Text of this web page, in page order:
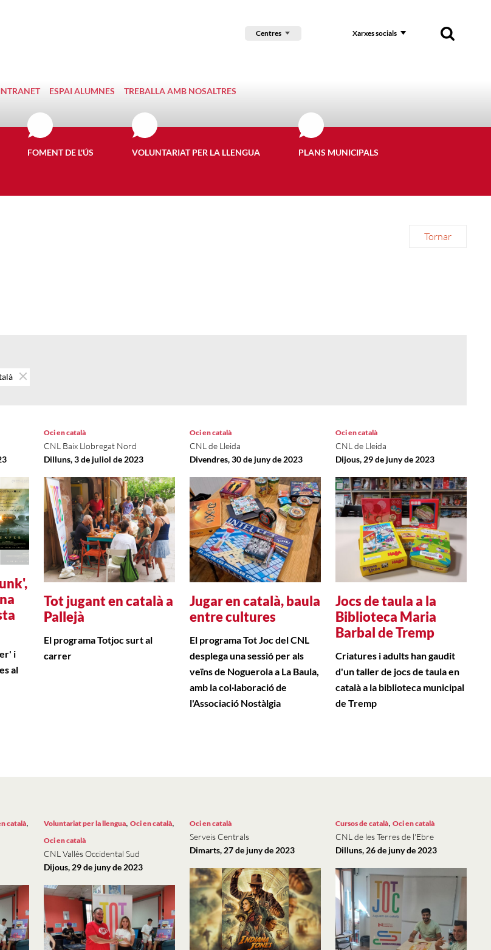
Centres Xarxes socials
ESPAI ALUMNES TREBALLA AMB NOSALTRES
FOMENT DE L'ÚS VOLUNTARIAT PER LA LLENGUA PLANS MUNICIPALS
Tornar
i
al
Tot jugant en català a
Pallejà
Oci en català
CNL Baix Llobregat Nord
Dilluns, 3 de juliol de 2023
El programa Totjoc surt al
carrer
Jugar en català, baula
entre cultures
Oci en català
CNL de Lleida
Divendres, 30 de juny de 2023
El programa Tot Joc del CNL
desplega una sessió per als
veïns de Noguerola a La Baula,
amb la col·laboració de
l'Associació Nostàlgia
Jocs de taula a la
Biblioteca Maria
Barbal de Tremp
Oci en català
CNL de Lleida
Dijous, 29 de juny de 2023
Criatures i adults han gaudit
d'un taller de jocs de taula en
català a la biblioteca municipal
de Tremp
català, Voluntariat per la llengua, Oci en català,
Oci en català
CNL Vallès Occidental Sud
Dijous, 29 de juny de 2023
Oci en català
Serveis Centrals
Dimarts, 27 de juny de 2023
Cursos de català, Oci en català
CNL de les Terres de l'Ebre
Dilluns, 26 de juny de 2023